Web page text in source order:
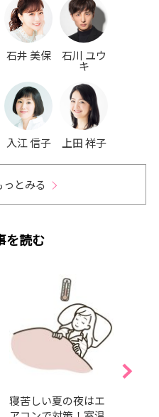
石井 美保 石川 ユウ
キ
入江 信子 上田 祥子
とみる
を読む
寝苦しい夏の夜はエ